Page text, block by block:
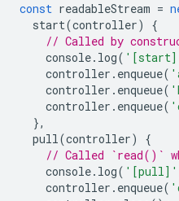
const readableStream =
start(controller)
{
// Called by
console. log(
controller . enqueue(
controller . enqueue(
controller . enqueue(
},
pull(controller)
{
// Called `read()`
console. log( '[pull]'
controller . enqueue(